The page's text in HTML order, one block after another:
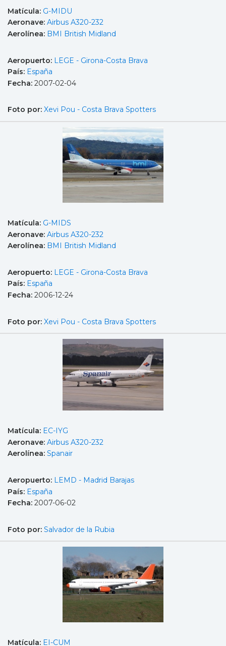
Matícula: G-MIDU
Aeronave: Airbus A320-232
Aerolínea: BMI British Midland
Aeropuerto: LEGE - Girona-Costa Brava
País: España
Fecha: 2007-02-04
Foto por: Xevi Pou - Costa Brava Spotters
Matícula: G-MIDS
Aeronave: Airbus A320-232
Aerolínea: BMI British Midland
Aeropuerto: LEGE - Girona-Costa Brava
País: España
Fecha: 2006-12-24
Foto por: Xevi Pou - Costa Brava Spotters
Matícula: EC-IYG
Aeronave: Airbus A320-232
Aerolínea: Spanair
Aeropuerto: LEMD - Madrid Barajas
País: España
Fecha: 2007-06-02
Foto por: Salvador de la Rubia
Matícula: EI-CUM